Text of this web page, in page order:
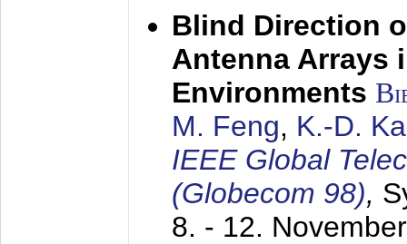
Blind Direction
Antenna Arrays
Environments
M. Feng, K.-D.
IEEE Global
(Globecom 98),
8. - 12.